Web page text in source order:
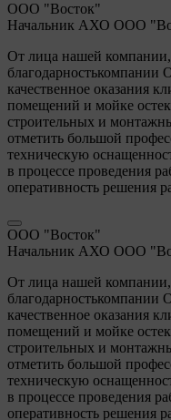
ООО "Восток"
Начальник АХО ООО
От лица нашей
благодарностькомпании
качественное оказания
помещений и мойке
строительных и
отметить большой
техническую
в процессе проведения
оперативность решения
ООО "Восток"
Начальник АХО ООО
От лица нашей
благодарностькомпании
качественное оказания
помещений и мойке
строительных и
отметить большой
техническую
в процессе проведения
оперативность решения